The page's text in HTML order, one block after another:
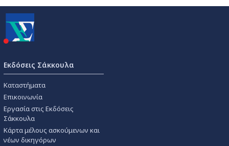
Εκδόσεις Σάκκουλα
Καταστήματα
Επικοινωνία
Εργασία στις Εκδόσεις
Σάκκουλα
Κάρτα μέλους ασκούμενων και
νέων δικηγόρων